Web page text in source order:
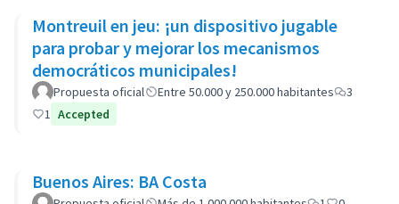
Montreuil en jeu: ¡un dispositivo jugable
para probar y mejorar los mecanismos
democráticos municipales!
Propuesta oficial Entre 50.000 y 250.000 habitantes
3
1 Accepted
Buenos Aires: BA Costa